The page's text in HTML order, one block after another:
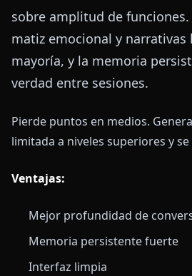
sobre amplitud de
matiz emocional y narrativas
mayoría, y la memoria
verdad entre sesiones.
Pierde puntos en medios.
limitada a niveles superiores y
Ventajas:
Mejor profundidad de
Memoria persistente fuerte
Interfaz limpia